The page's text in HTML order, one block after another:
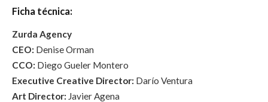
Ficha técnica:
Zurda Agency
CEO: Denise Orman
CCO: Diego Gueler Montero
Executive Creative Director: Darío Ventura
Art Director: Javier Agena